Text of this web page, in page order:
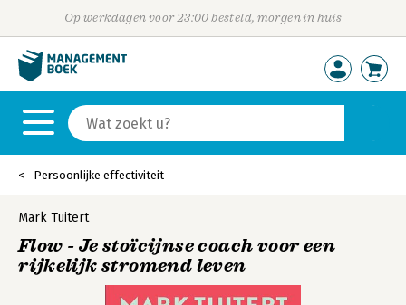
Op werkdagen voor 23:00 besteld, morgen in huis
Persoonlijke effectiviteit
Mark Tuitert
Flow - Je stoïcijnse coach voor een
rijkelijk stromend leven